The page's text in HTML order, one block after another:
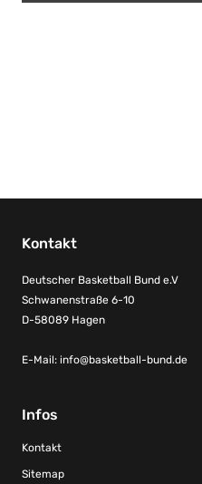
Kontakt
Deutscher Basketball Bund e.V
Schwanenstraße 6-10
D-58089 Hagen
E-Mail: info@basketball-bund.de
Infos
Kontakt
Sitemap